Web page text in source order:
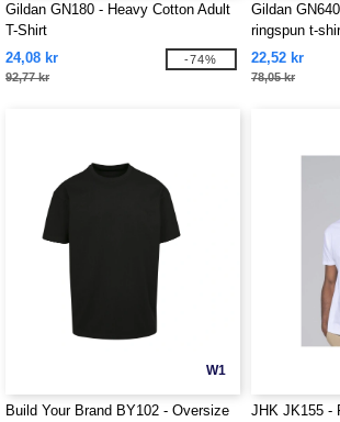
Gildan GN180 - Heavy Cotton Adult
T-Shirt
24,08 kr
92,77 kr
-74%
Gildan
ringspun t-
22,52 kr
78,05 kr
W1
Build Your Brand BY102 - Oversize
JHK JK155 -